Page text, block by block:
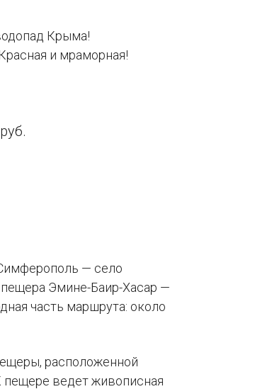
Крыма!
и мраморная!
— село
Эмине-Баир-Хасар —
часть маршрута: около
расположенной
пещере ведет живописная